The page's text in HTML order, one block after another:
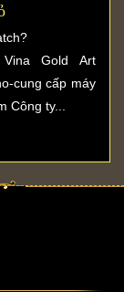
Vina Gold Art
cung cấp máy
Công ty...